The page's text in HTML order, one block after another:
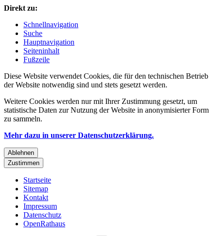
Direkt zu:
Schnellnavigation
Suche
Hauptnavigation
Seiteninhalt
Fußzeile
Diese Website verwendet Cookies, die für den technischen Betrieb
der Website notwendig sind und stets gesetzt werden.
Weitere Cookies werden nur mit Ihrer Zustimmung gesetzt, um
statistische Daten zur Nutzung der Website in anonymisierter Form
zu sammeln.
Mehr dazu in unserer Datenschutzerklärung.
Ablehnen
Zustimmen
Startseite
Sitemap
Kontakt
Impressum
Datenschutz
OpenRathaus